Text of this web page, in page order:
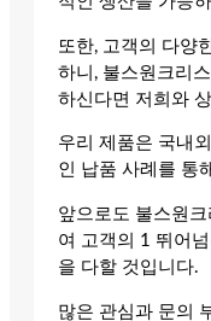
또한, 고객의 다양
하니, 불스원크리
하신다면 저희와
우리 제품은 국내
인 납품 사례를 통
앞으로도 불스원
여 고객의 1 뛰어
을 다할 것입니다.
많은 관심과 문의